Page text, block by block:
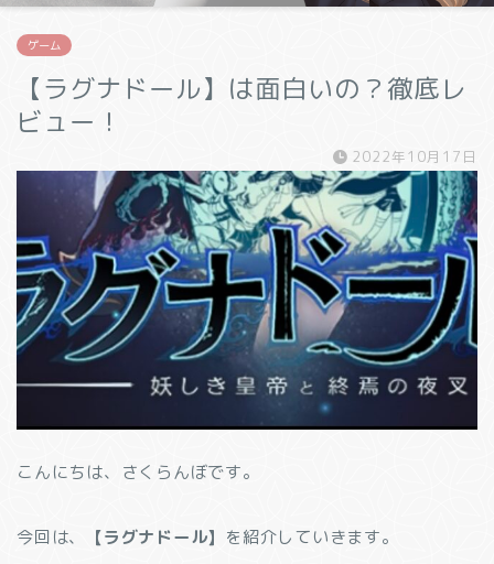
ゲーム
【ラグナドール】は面白いの？徹底レ
ビュー！
2022年10月17日
こんにちは、さくらんぼです。
今回は、 【ラグナドール】 を紹介していきます。